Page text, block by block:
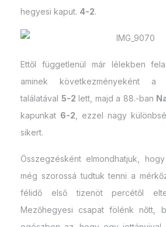
hegyesi kaput. 4-2.
Ettől függetlenül már lélekben
aminek következményeként a
találatával 5-2 lett, majd a 88.-ban
kapunkat 6-2 , ezzel nagy
sikert.
Összegzésként elmondhatjuk,
még szorossá tudtuk tenni a
félidő első tizenöt percétől
Mezőhegyesi csapat fölénk nőtt,